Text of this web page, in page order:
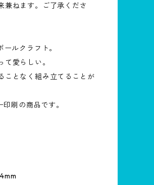
兼ねます。ご了承くださ
ルクラフト。
愛らしい。
ことなく組み立てることが
刷の商品です。